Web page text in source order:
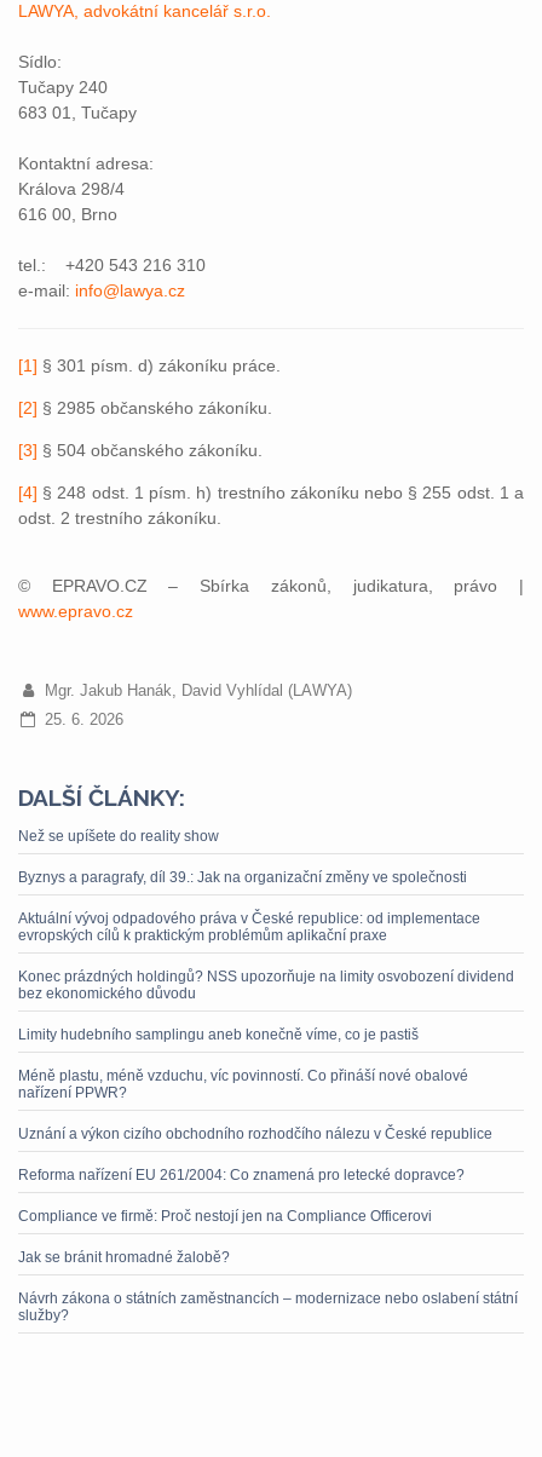
LAWYA, advokátní kancelář s.r.o.
Sídlo:
Tučapy 240
683 01, Tučapy
Kontaktní adresa:
Králova 298/4
616 00, Brno
tel.: +420 543 216 310
e-mail: info@lawya.cz
[1] § 301 písm. d) zákoníku práce.
[2] § 2985 občanského zákoníku.
[3] § 504 občanského zákoníku.
[4] § 248 odst. 1 písm. h) trestního zákoníku nebo § 255 odst. 1 a
odst. 2 trestního zákoníku.
© EPRAVO.CZ – Sbírka zákonů, judikatura, právo |
www.epravo.cz
Mgr. Jakub Hanák, David Vyhlídal (LAWYA)
25. 6. 2026
DALŠÍ ČLÁNKY:
Než se upíšete do reality show
Byznys a paragrafy, díl 39.: Jak na organizační změny ve společnosti
Aktuální vývoj odpadového práva v České republice: od implementace
evropských cílů k praktickým problémům aplikační praxe
Konec prázdných holdingů? NSS upozorňuje na limity osvobození dividend
bez ekonomického důvodu
Limity hudebního samplingu aneb konečně víme, co je pastiš
Méně plastu, méně vzduchu, víc povinností. Co přináší nové obalové
nařízení PPWR?
Uznání a výkon cizího obchodního rozhodčího nálezu v České republice
Reforma nařízení EU 261/2004: Co znamená pro letecké dopravce?
Compliance ve firmě: Proč nestojí jen na Compliance Officerovi
Jak se bránit hromadné žalobě?
Návrh zákona o státních zaměstnancích – modernizace nebo oslabení státní
služby?